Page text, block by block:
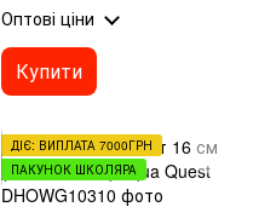
Оптові ціни
Купити
ДІЄ: ВИПЛАТА 7000ГРН
ПАКУНОК ШКОЛЯРА